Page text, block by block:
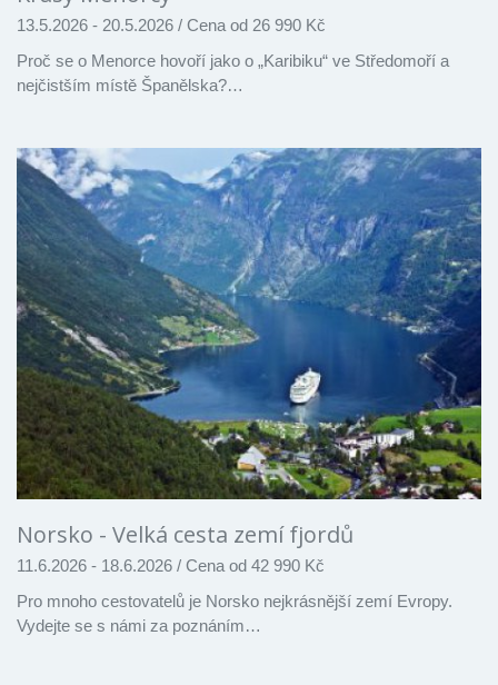
13.5.2026 - 20.5.2026 / Cena od 26 990 Kč
Proč se o Menorce hovoří jako o „Karibiku“ ve Středomoří a
nejčistším místě Španělska?…
Norsko - Velká cesta zemí fjordů
11.6.2026 - 18.6.2026 / Cena od 42 990 Kč
Pro mnoho cestovatelů je Norsko nejkrásnější zemí Evropy.
Vydejte se s námi za poznáním…